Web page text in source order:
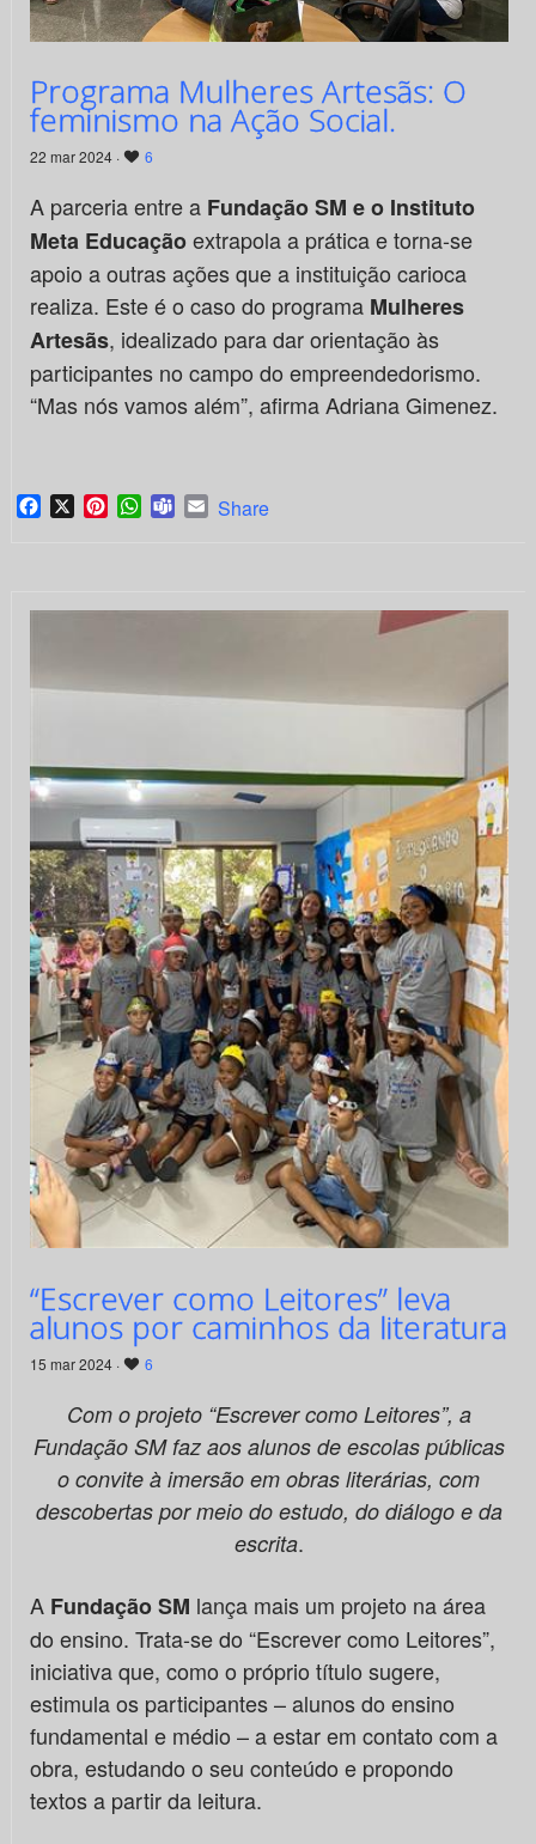
Programa Mulheres Artesãs: O
feminismo na Ação Social.
22 mar 2024 · 6
A parceria entre a Fundação SM e o Instituto
Meta Educaçãoextrapola a prática e torna-se
apoio a outras ações que a instituição carioca
realiza. Este é o caso do programa Mulheres
Artesãs, idealizado para dar orientação às
participantes no campo do empreendedorismo.
“Mas nós vamos além”, afirma Adriana Gimenez.
Facebook
X PinterestWhatsApp
TeamsEmail
Share
“Escrever como Leitores” leva
alunos por caminhos da literatura
15 mar 2024 · 6
Com o projeto “Escrever como Leitores”, a
Fundação SM faz aos alunos de escolas públicas
o convite à imersão em obras literárias, com
descobertas por meio do estudo, do diálogo e da
escrita.
A Fundação SM lança mais um projeto na área
do ensino. Trata-se do “Escrever como Leitores”,
iniciativa que, como o próprio título sugere,
estimula os participantes – alunos do ensino
fundamental e médio – a estar em contato com a
obra, estudando o seu conteúdo e propondo
textos a partir da leitura.